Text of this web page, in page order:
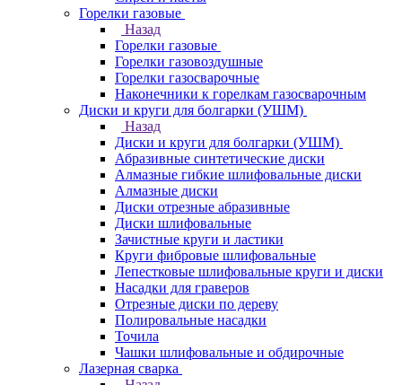
Горелки газовые
Назад
Горелки газовые
Горелки газовоздушные
Горелки газосварочные
Наконечники к горелкам газосварочным
Диски и круги для болгарки (УШМ)
Назад
Диски и круги для болгарки (УШМ)
Абразивные синтетические диски
Алмазные гибкие шлифовальные диски
Алмазные диски
Диски отрезные абразивные
Диски шлифовальные
Зачистные круги и ластики
Круги фибровые шлифовальные
Лепестковые шлифовальные круги и диски
Насадки для граверов
Отрезные диски по дереву
Полировальные насадки
Точила
Чашки шлифовальные и обдирочные
Лазерная сварка